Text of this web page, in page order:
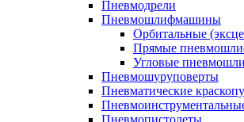
Пневмодрели
Пневмошлифмашины
Орбитальные
Прямые
Угловые
Пневмошуруповерты
Пневматические
Пневмопистолеты